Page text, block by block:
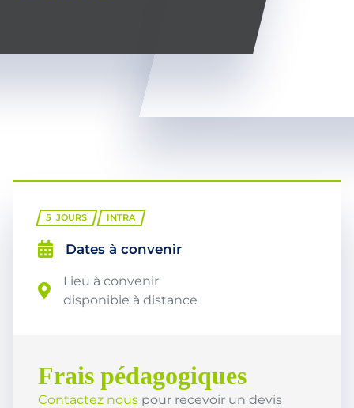
5 JOURS INTRA
Dates à convenir
Lieu à convenir
disponible à distance
Frais pédagogiques
Contactez nous pour recevoir un devis